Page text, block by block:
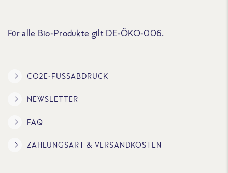
Für alle Bio-Produkte gilt DE-ÖKO-006.
CO2E-FUSSABDRUCK
NEWSLETTER
FAQ
ZAHLUNGSART & VERSANDKOSTEN